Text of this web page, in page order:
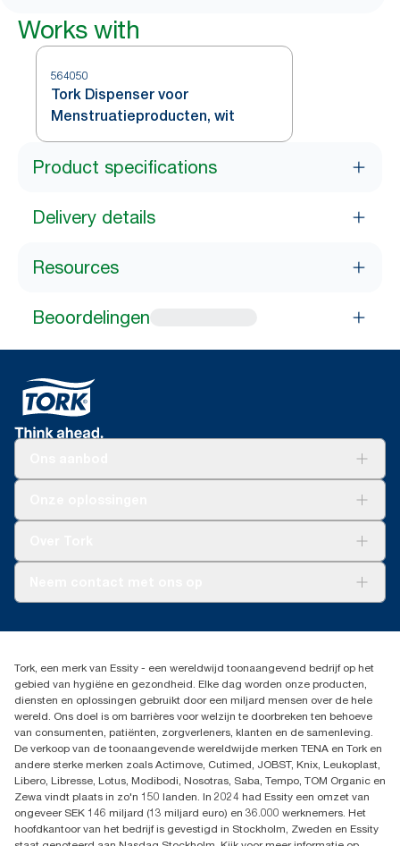
Works with
564050
Tork Dispenser voor
Menstruatieproducten, wit
Product specifications
Delivery details
Resources
Beoordelingen
Productklacht
Dispenserklacht
030 - 698 46 66
Essity Netherlands B.V.
Arnhemse Bovenweg 120
3708 AH ZEIST
Nederland
Tork, een merk van Essity - een wereldwijd toonaangevend bedrijf op het
gebied van hygiëne en gezondheid. Elke dag worden onze producten,
diensten en oplossingen gebruikt door een miljard mensen over de hele
wereld. Ons doel is om barrières voor welzijn te doorbreken ten behoeve
van consumenten, patiënten, zorgverleners, klanten en de samenleving.
De verkoop van de toonaangevende wereldwijde merken TENA en Tork en
andere sterke merken zoals Actimove, Cutimed, JOBST, Knix, Leukoplast,
Libero, Libresse, Lotus, Modibodi, Nosotras, Saba, Tempo, TOM Organic en
Zewa vindt plaats in zo'n 150 landen. In 2024 had Essity een omzet van
ongeveer SEK 146 miljard (13 miljard euro) en 36.000 werknemers. Het
hoofdkantoor van het bedrijf is gevestigd in Stockholm, Zweden en Essity